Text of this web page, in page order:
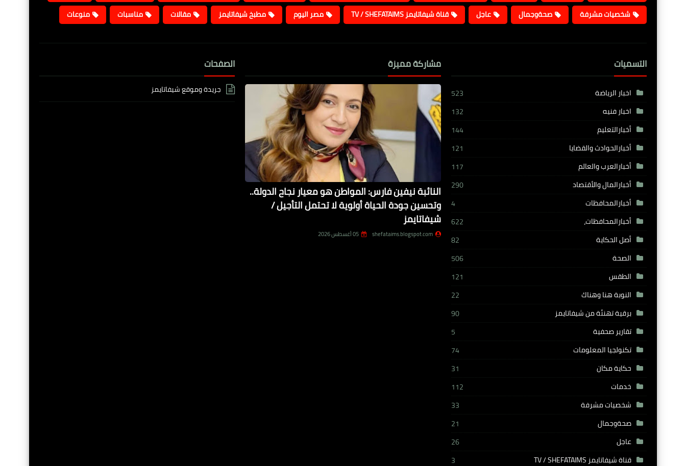
شخصيات مشرفة
صحةوجمال عاجل قناة شيفاتايمز TV / SHEFATAIMS مصر اليوم مطبخ شيفاتايمز مقالات مناسبات منوعات
التسميات
اخبار الرياضة
523
اخبار فنيه
132
أخبارالتعليم
144
أخبارالحوادث والقضايا
121
أخبارالعرب والعالم
117
أخبارالمال والأقتصاد
290
أخبارالمحافظات
4
أخبارالمحافظات،
622
أصل الحكاية
82
الصحة
506
الطقس
121
النوبة هنا وهناك
22
برقية تهنئة من شيفاتايمز
90
تقارير صحفية
5
تكنولجيا المعلومات
74
حكاية مكان
31
خدمات
112
شخصيات مشرفة
33
صحةوجمال
21
عاجل
26
قناة شيفاتايمز TV / SHEFATAIMS
3
مشاركة مميزة
النائبة نيفين فارس: المواطن هو معيار نجاح الدولة..
وتحسين جودة الحياة أولوية لا تحتمل التأجيل /
شيفاتايمز
shefataims.blogspot.com 05 أغسطس 2026
الصفحات
جريدة وموقع شيفاتايمز